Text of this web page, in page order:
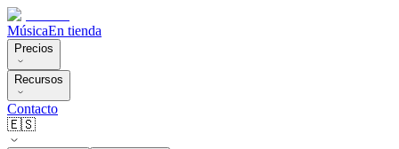
MúsicaEn tienda
Precios
Recursos
Contacto
🇪🇸